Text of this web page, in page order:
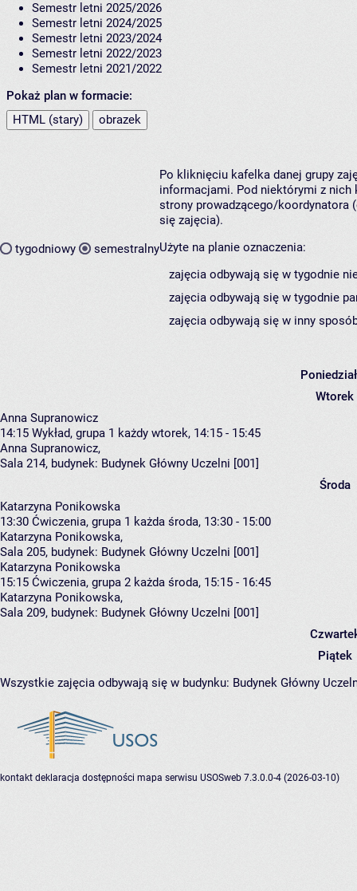
Semestr letni 2025/2026
Semestr letni 2024/2025
Semestr letni 2023/2024
Semestr letni 2022/2023
Semestr letni 2021/2022
Pokaż plan w formacie:
HTML (stary)
obrazek
tygodniowy semestralny
Po kliknięciu kafelka danej grupy
informacjami. Pod niektórymi z nich
strony prowadzącego/koordynatora
się zajęcia).
Użyte na planie oznaczenia:
zajęcia odbywają się w tygodnie
zajęcia odbywają się w tygodnie
zajęcia odbywają się w inny
Wtorek
Anna Supranowicz
14:15 Wykład, grupa 1 każdy wtorek, 14:15 - 15:45
Anna Supranowicz,
Sala 214, budynek: Budynek Główny Uczelni [001]
Środa
Katarzyna Ponikowska
13:30 Ćwiczenia, grupa 1 każda środa, 13:30 - 15:00
Katarzyna Ponikowska,
Sala 205, budynek: Budynek Główny Uczelni [001]
Katarzyna Ponikowska
15:15 Ćwiczenia, grupa 2 każda środa, 15:15 - 16:45
Katarzyna Ponikowska,
Sala 209, budynek: Budynek Główny Uczelni [001]
Piątek
Wszystkie zajęcia odbywają się w budynku: Budynek Główny
kontakt deklaracja dostępności mapa serwisu USOSweb 7.3.0.0-4 (2026-03-10)